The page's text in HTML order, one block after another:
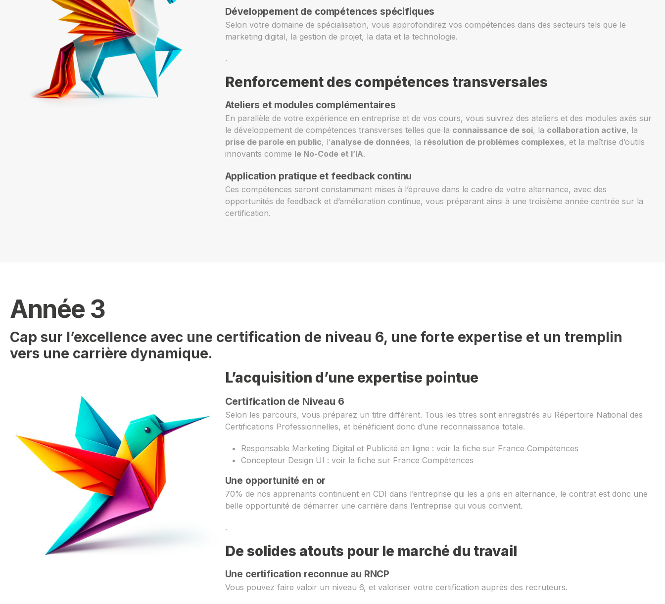
Développement de compétences spécifiques
Selon votre domaine de spécialisation, vous approfondirez vos compétences dans des secteurs tels que le
marketing digital, la gestion de projet, la data et la technologie.
.
Renforcement des compétences transversales
Ateliers et modules complémentaires
En parallèle de votre expérience en entreprise et de vos cours, vous suivrez des ateliers et des modules axés sur
le développement de compétences transverses telles que la connaissance de soi, la collaboration active, la
prise de parole en public, l’analyse de données, la résolution de problèmes complexes, et la maîtrise d’outils
innovants comme le No-Code et l’IA.
Application pratique et feedback continu
Ces compétences seront constamment mises à l’épreuve dans le cadre de votre alternance, avec des
opportunités de feedback et d’amélioration continue, vous préparant ainsi à une troisième année centrée sur la
certification.
Année 3
Cap sur l’excellence avec une certification de niveau 6, une forte expertise et un tremplin
vers une carrière dynamique.
L’acquisition d’une expertise pointue
Certification de Niveau 6
Selon les parcours, vous préparez un titre différent. Tous les titres sont enregistrés au Répertoire National des
Certifications Professionnelles, et bénéficient donc d’une reconnaissance totale.
Responsable Marketing Digital et Publicité en ligne : voir la fiche sur France Compétences
Concepteur Design UI : voir la fiche sur France Compétences
Une opportunité en or
70% de nos apprenants continuent en CDI dans l’entreprise qui les a pris en alternance, le contrat est donc une
belle opportunité de démarrer une carrière dans l’entreprise qui vous convient.
.
De solides atouts pour le marché du travail
Une certification reconnue au RNCP
Vous pouvez faire valoir un niveau 6, et valoriser votre certification auprès des recruteurs.